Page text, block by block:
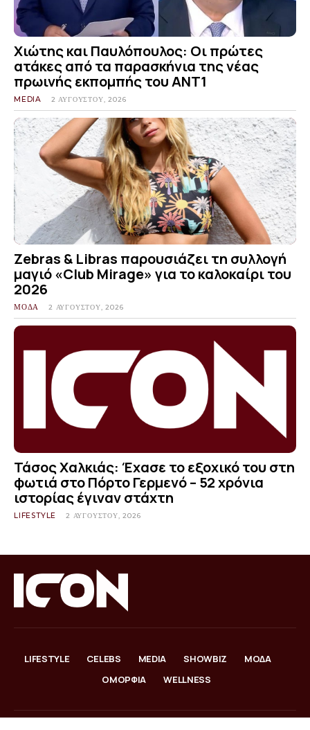
Χιώτης και Παυλόπουλος: Οι πρώτες
ατάκες από τα παρασκήνια της νέας
πρωινής εκπομπής του ΑΝΤ1
MEDIA 2 ΑΥΓΟΎΣΤΟΥ, 2026
Zebras & Libras παρουσιάζει τη συλλογή
μαγιό «Club Mirage» για το καλοκαίρι του
2026
ΜΟΔΑ 2 ΑΥΓΟΎΣΤΟΥ, 2026
Τάσος Χαλκιάς: Έχασε το εξοχικό του στη
φωτιά στο Πόρτο Γερμενό – 52 χρόνια
ιστορίας έγιναν στάχτη
LIFESTYLE 2 ΑΥΓΟΎΣΤΟΥ, 2026
LIFESTYLE CELEBS MEDIA SHOWBIZ
ΜΟΔΑ
ΟΜΟΡΦΙΑ
WELLNESS